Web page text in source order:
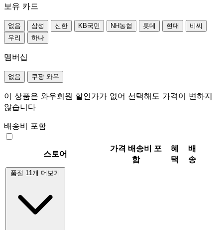
보유 카드
없음 삼성 신한 KB국민 NH농협 롯데 현대
비씨
우리
하나
멤버십
없음 쿠팡 와우
이 상품은 와우회원 할인가가 없어 선택해도 가격이 변하지
않습니다
배송비 포함
스토어
가격 배송비 포
함
혜
택
배
송
품절 11개 더보기